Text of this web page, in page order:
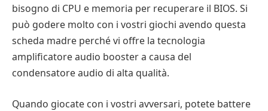
bisogno di CPU e memoria per recuperare il BIOS. Si
può godere molto con i vostri giochi avendo questa
scheda madre perché vi offre la tecnologia
amplificatore audio booster a causa del
condensatore audio di alta qualità.
Quando giocate con i vostri avversari, potete battere